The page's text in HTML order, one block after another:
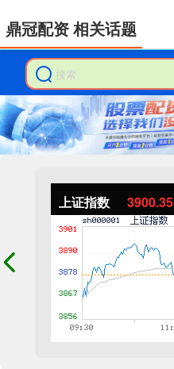
上证指数 3900.35
鼎冠配资 相关话题